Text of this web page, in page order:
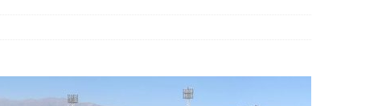
x Fluminense: Previsão do tempo indica noite quente e abafada